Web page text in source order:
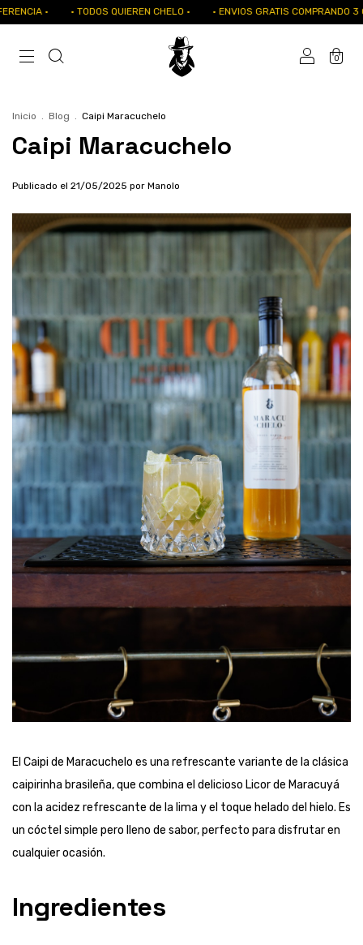
· · TODOS QUIEREN CHELO · · ENVIOS GRATIS COMPRANDO 3 O
0
Inicio . Blog . Caipi Maracuchelo
Caipi Maracuchelo
Publicado el 21/05/2025 por Manolo
El Caipi de Maracuchelo es una refrescante variante de la clásica
caipirinha brasileña, que combina el delicioso Licor de Maracuyá
con la acidez refrescante de la lima y el toque helado del hielo. Es
un cóctel simple pero lleno de sabor, perfecto para disfrutar en
cualquier ocasión.
Ingredientes